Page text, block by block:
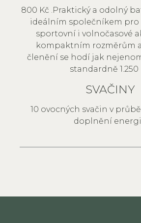
800 Kč .Praktický a odolný
ideálním společníkem pro
sportovní i volnočasové
kompaktním rozměrům
členění se hodí jak
standardně 1.250
SVAČINY
10 ovocných svačin v
doplnění